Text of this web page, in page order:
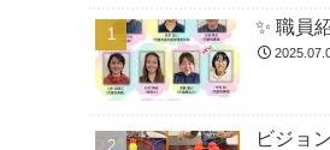
✨ 職員
ビジョ